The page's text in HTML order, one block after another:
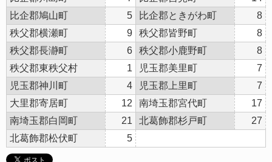
比企郡鳩山町
5 比企郡ときがわ町
8
秩父郡横瀬町
9 秩父郡皆野町
8
秩父郡長瀞町
6 秩父郡小鹿野町
8
秩父郡東秩父村
1 児玉郡美里町
7
児玉郡神川町
4 児玉郡上里町
7
大里郡寄居町
12 南埼玉郡宮代町
17
南埼玉郡白岡町
21 北葛飾郡杉戸町
27
北葛飾郡松伏町
5